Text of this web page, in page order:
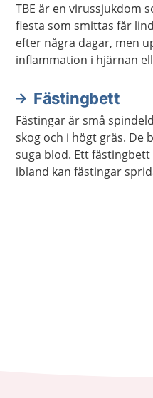
TBE är en virussjukdom
flesta som smittas får
efter några dagar, men
inflammation i hjärnan
Fästingbett
Fästingar är små
skog och i högt gräs. De
suga blod. Ett
ibland kan fästingar